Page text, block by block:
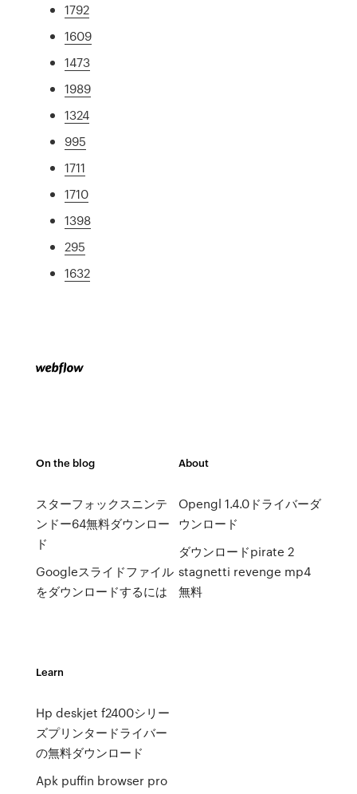
1792
1609
1473
1989
1324
995
1711
1710
1398
295
1632
On the blog
スターフォックスニンテ
ンドー64無料ダウンロー
ド
Googleスライドファイル
をダウンロードするには
About
Opengl 1.4.0ドライバーダ
ウンロード
ダウンロードpirate 2
stagnetti revenge mp4
無料
Learn
Hp deskjet f2400シリー
ズプリンタードライバー
の無料ダウンロード
Apk puffin browser pro